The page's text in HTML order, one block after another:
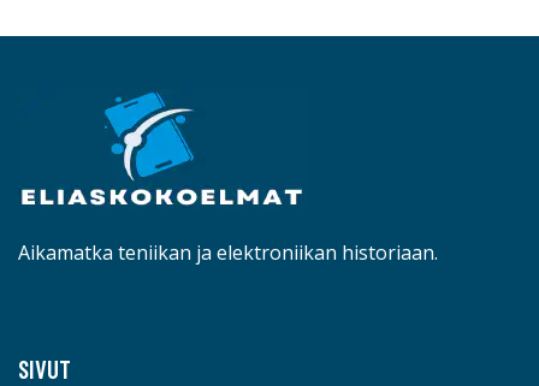
Aikamatka teniikan ja elektroniikan historiaan.
SIVUT